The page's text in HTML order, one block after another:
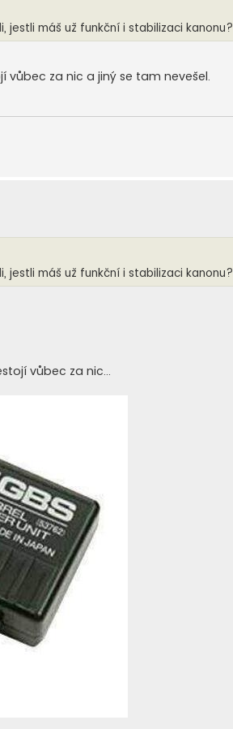
jestli máš už funkční i stabilizaci kanonu?
za nic a jiný se tam nevešel.
jestli máš už funkční i stabilizaci kanonu?
vůbec za nic...